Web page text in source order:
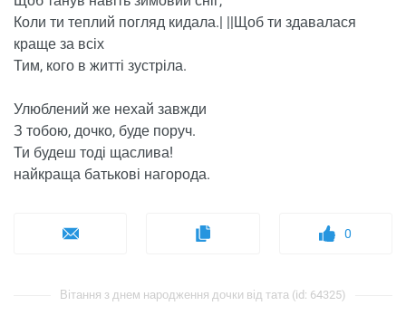
Коли ти теплий погляд кидала.| ||Щоб ти здавалася
краще за всіх
Тим, кого в житті зустріла.
Улюблений же нехай завжди
З тобою, дочко, буде поруч.
Ти будеш тоді щаслива!
найкраща батькові нагорода.
0
Вітання з днем ​​народження дочки від тата (id: 64325)